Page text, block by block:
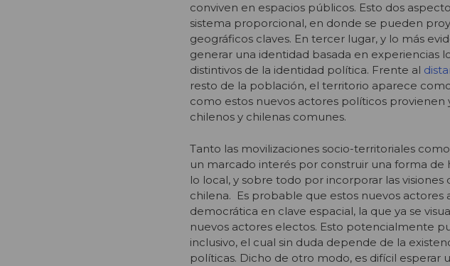
conviven en espacios públicos. Esto dos
sistema proporcional, en donde se pueden
geográficos claves. En tercer lugar, y lo más
generar una identidad basada en experiencias
distintivos de la identidad política. Frente al
resto de la población, el territorio aparece
como estos nuevos actores políticos
chilenos y chilenas comunes.
Tanto las movilizaciones socio-territoriales
un marcado interés por construir una forma
lo local, y sobre todo por incorporar las
chilena. Es probable que estos nuevos
democrática en clave espacial, la que ya se
nuevos actores electos. Esto potencialmente
inclusivo, el cual sin duda depende de la
políticas. Dicho de otro modo, es difícil esperar